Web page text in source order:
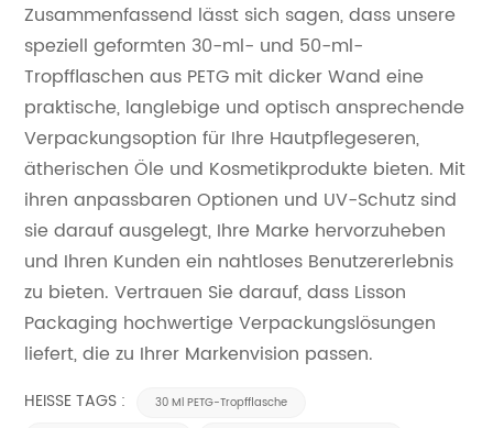
Zusammenfassend lässt sich sagen, dass unsere
speziell geformten 30-ml- und 50-ml-
Tropfflaschen aus PETG mit dicker Wand eine
praktische, langlebige und optisch ansprechende
Verpackungsoption für Ihre Hautpflegeseren,
ätherischen Öle und Kosmetikprodukte bieten. Mit
ihren anpassbaren Optionen und UV-Schutz sind
sie darauf ausgelegt, Ihre Marke hervorzuheben
und Ihren Kunden ein nahtloses Benutzererlebnis
zu bieten. Vertrauen Sie darauf, dass Lisson
Packaging hochwertige Verpackungslösungen
liefert, die zu Ihrer Markenvision passen.
HEISSE TAGS :
30 Ml PETG-Tropfflasche